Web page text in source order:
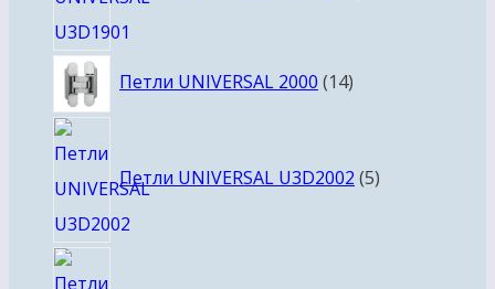
Петли UNIVERSAL 2000 1414
Петли UNIVERSAL U3D2002 5товаров